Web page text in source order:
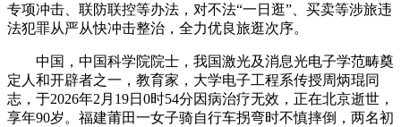
专项冲击、联防联控等办法，对不法“一日逛”、买卖等涉旅违
法犯罪从严从快冲击整治，全力优良旅逛次序。
中国，中国科学院院士，我国激光及消息光电子学范畴奠
定人和开辟者之一，教育家，大学电子工程系传授周炳琨同
志，于2026年2月19日0时54分因病治疗无效，正在北京逝世，
享年90岁。福建莆田一女子骑自行车拐弯时不慎摔倒，两名初